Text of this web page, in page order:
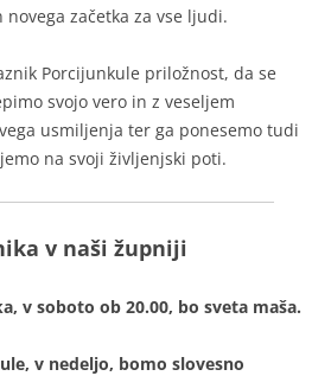
začetka za vse ljudi.
Porcijunkule priložnost, da se
svojo vero in z veseljem
usmiljenja ter ga ponesemo tudi
na svoji življenjski poti.
v naši župniji
v soboto ob 20.00, bo sveta maša.
v nedeljo, bomo slovesno